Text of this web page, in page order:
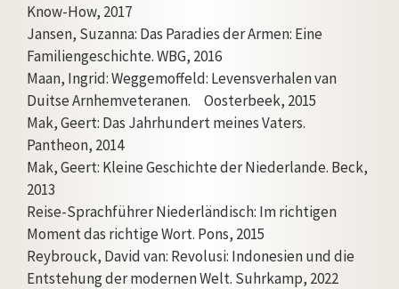
Know-How, 2017
Jansen, Suzanna: Das Paradies der Armen: Eine
Familiengeschichte. WBG, 2016
Maan, Ingrid: Weggemoffeld: Levensverhalen van
Duitse Arnhemveteranen. Oosterbeek, 2015
Mak, Geert: Das Jahrhundert meines Vaters.
Pantheon, 2014
Mak, Geert: Kleine Geschichte der Niederlande. Beck,
2013
Reise-Sprachführer Niederländisch: Im richtigen
Moment das richtige Wort. Pons, 2015
Reybrouck, David van: Revolusi: Indonesien und die
Entstehung der modernen Welt. Suhrkamp, 2022